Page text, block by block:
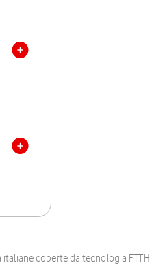
coperte da tecnologia FTTH